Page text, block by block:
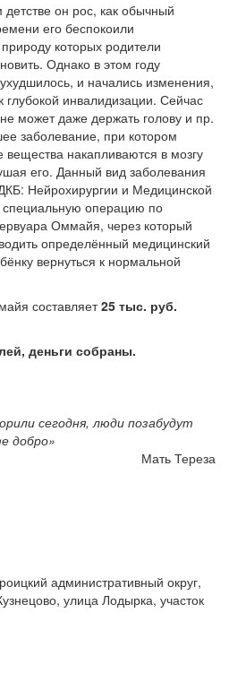
он рос, как обычный
его беспокоили
которых родители
Однако в этом году
и начались изменения,
глубокой инвалидизации. Сейчас
может даже держать голову и пр.
заболевание, при котором
вещества накапливаются в мозгу
его. Данный вид заболевания
Нейрохирургии и Медицинской
операцию по
Оммайя, через который
определённый медицинский
вернуться к нормальной
составляет25 тыс. руб.
деньги собраны.
сегодня, люди позабудут
добро»
Мать Тереза
административный округ,
улица Лодырка, участок